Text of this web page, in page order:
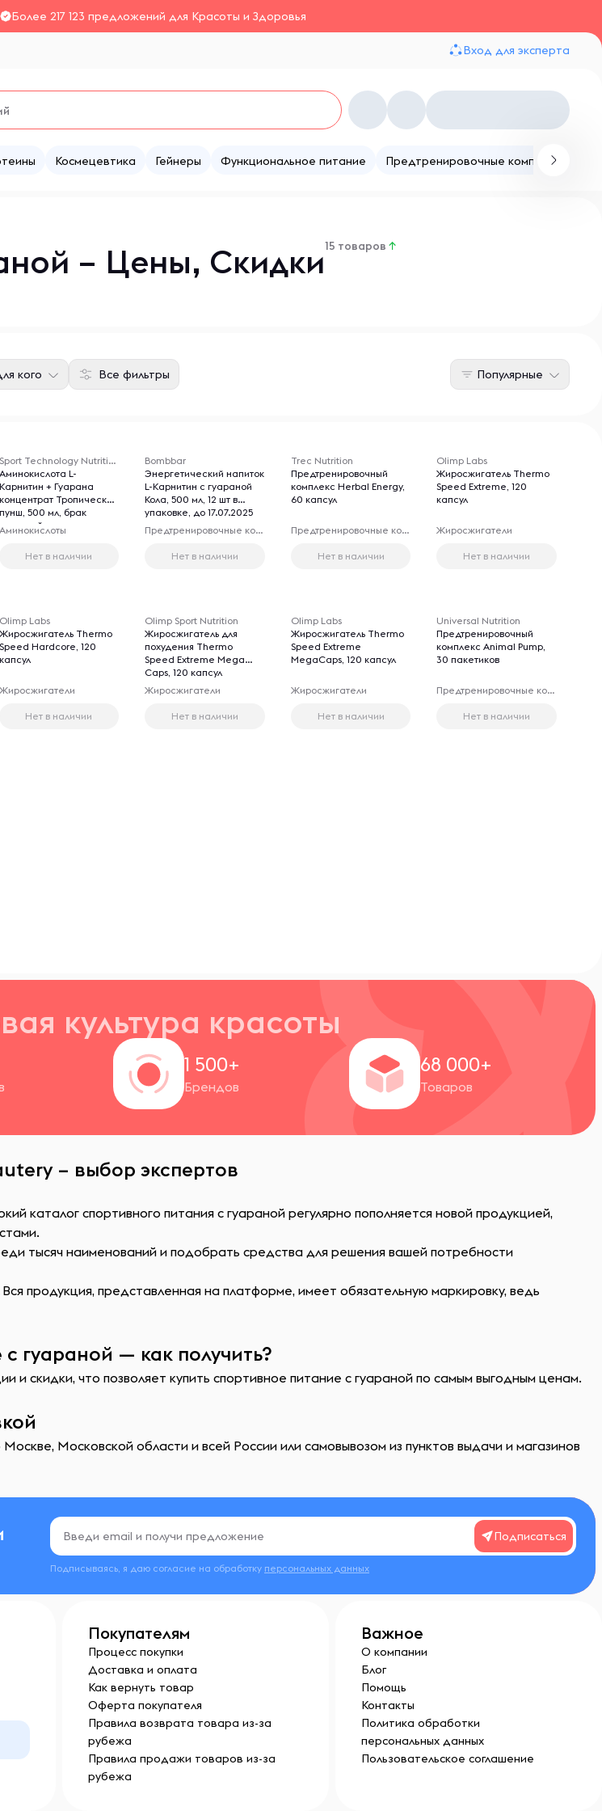
Более 217 123 предложений для Красоты и Здоровья
Вход для эксперта
Космецевтика Гейнеры Функциональное питание Предтренировочные комплексы
– Цены, Скидки15 товаров ↑
Все фильтры
кого Популярные
Sport Technology Nutrition
Аминокислота L-
Карнитин + Гуарана
концентрат Тропический
пунш, 500 мл, брак
товарной упаковки
Аминокислоты
Нет в наличии
Bombbar
Энергетический напиток
L-Карнитин с гуараной
Кола, 500 мл, 12 шт в
упаковке, до 17.07.2025
Предтренировочные комплексы
Нет в наличии
Trec Nutrition
Предтренировочный
комплекс Herbal Energy,
60 капсул
Предтренировочные комплексы
Нет в наличии
Olimp Labs
Жиросжигатель Thermo
Speed Extreme, 120
капсул
Жиросжигатели
Нет в наличии
Olimp Labs
Жиросжигатель Thermo
Speed Hardcore, 120
капсул
Жиросжигатели
Нет в наличии
Olimp Sport Nutrition
Жиросжигатель для
похудения Thermo
Speed Extreme Mega
Caps, 120 капсул
Жиросжигатели
Нет в наличии
Olimp Labs
Жиросжигатель Thermo
Speed Extreme
MegaCaps, 120 капсул
Жиросжигатели
Нет в наличии
Universal Nutrition
Предтренировочный
комплекс Animal Pump,
30 пакетиков
Предтренировочные комплексы
Нет в наличии
культура красоты
1 500+
Брендов
68 000+
Товаров
– выбор экспертов
каталог спортивного питания с гуараной регулярно пополняется новой продукцией,
тысяч наименований и подобрать средства для решения вашей потребности
продукция, представленная на платформе, имеет обязательную маркировку, ведь
гуараной — как получить?
скидки, что позволяет купить спортивное питание с гуараной по самым выгодным ценам.
Московской области и всей России или самовывозом из пунктов выдачи и магазинов
Подписаться
Подписываясь, я даю согласие на обработку персональных данных
Покупателям
Процесс покупки
Доставка и оплата
Как вернуть товар
Оферта покупателя
Правила возврата товара из-за
рубежа
Правила продажи товаров из-за
рубежа
Важное
О компании
Блог
Помощь
Контакты
Политика обработки
персональных данных
Пользовательское соглашение